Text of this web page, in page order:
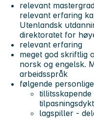
relevant
relevant erfaring
Utenlandsk
direktoratet for
relevant erfaring
meget god skriftlig
norsk og engelsk.
arbeidsspråk
følgende
lagspiller -